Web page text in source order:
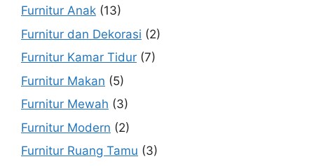
Furnitur Anak (13)
Furnitur dan Dekorasi (2)
Furnitur Kamar Tidur (7)
Furnitur Makan (5)
Furnitur Mewah (3)
Furnitur Modern (2)
Furnitur Ruang Tamu (3)